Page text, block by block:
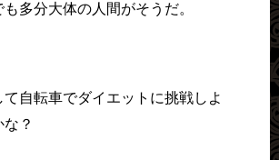
多分大体の人間がそうだ。
て自転車でダイエットに挑戦しよ
？